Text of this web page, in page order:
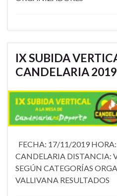
IX SUBIDA
CANDELARIA 2019
FECHA: 17/11/2019
CANDELARIA DISTANCIA:
SEGÚN CATEGORÍAS
VALLIVANA RESULTADOS